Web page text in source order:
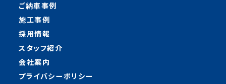
ご納車事例
施工事例
採用情報
スタッフ紹介
会社案内
プライバシーポリシー